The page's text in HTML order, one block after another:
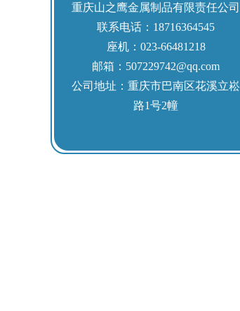
重庆山之鹰金属制品有限责任公司
联系电话：18716364545
座机：023-66481218
邮箱：507229742@qq.com
公司地址：重庆市巴南区花溪立崧
路1号2幢